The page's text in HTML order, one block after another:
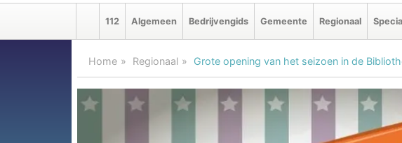
112 Algemeen Bedrijvengids Gemeente Regionaal
Home Regionaal Grote opening van het seizoen in de